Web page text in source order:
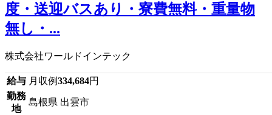
度・送迎バスあり・寮費無料・重量物
無し・...
株式会社ワールドインテック
給与 月収例334,684円
勤務
地
島根県 出雲市